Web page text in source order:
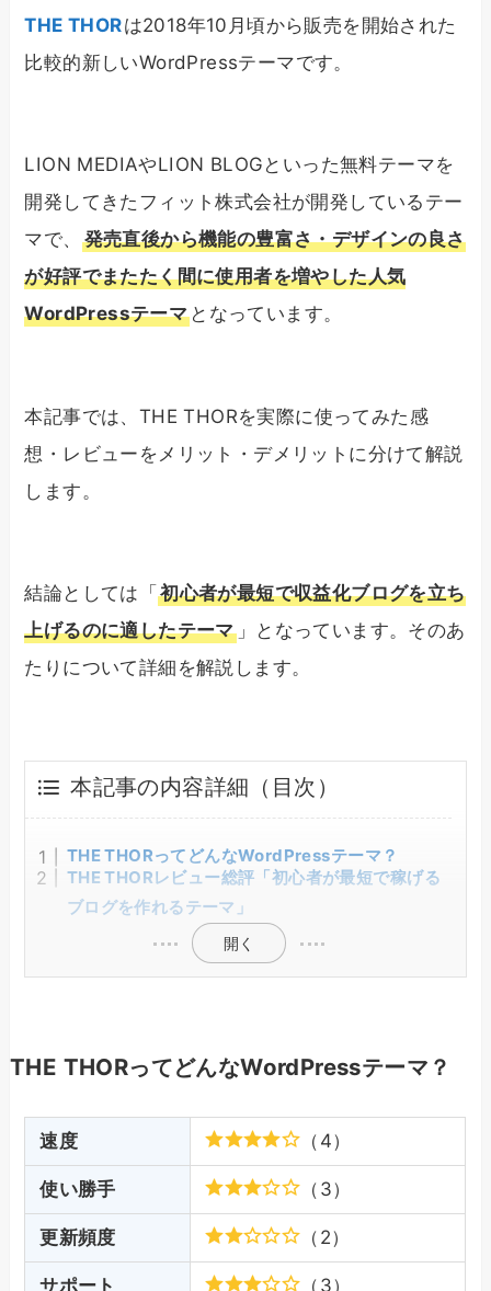
THE THORは2018年10月頃から販売を開始された
比較的新しいWordPressテーマです。
LION MEDIAやLION BLOGといった無料テーマを
開発してきたフィット株式会社が開発しているテー
マで、 発売直後から機能の豊富さ・デザインの良さ
が好評でまたたく間に使用者を増やした人気
WordPressテーマ となっています。
本記事では、THE THORを実際に使ってみた感
想・レビューをメリット・デメリットに分けて解説
します。
結論としては「初心者が最短で収益化ブログを立ち
上げるのに適したテーマ」となっています。そのあ
たりについて詳細を解説します。
本記事の内容詳細（目次）
THE THORってどんなWordPressテーマ？
THE THORレビュー総評「初心者が最短で稼げる
ブログを作れるテーマ」
開く
THE THORってどんなWordPressテーマ？
速度 （4）
使い勝手 （3）
更新頻度 （2）
サポート （3）